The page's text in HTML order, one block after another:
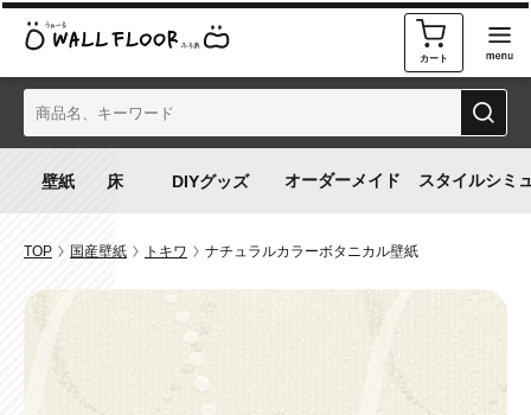
カート
オーダーメイド スタイルシミ
TOP 国産壁紙 トキワ ナチュラルカラーボタニカル壁紙